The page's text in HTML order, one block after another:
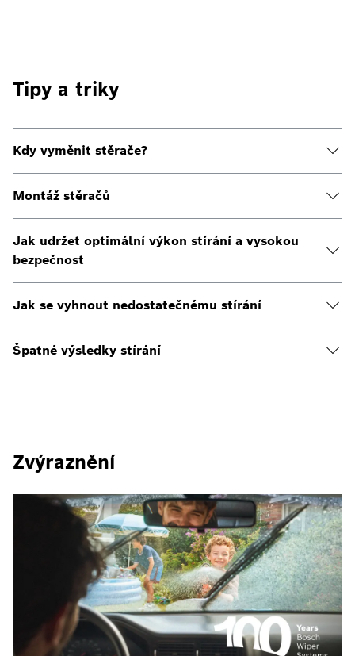
Tipy a triky
Kdy vyměnit stěrače?
Montáž stěračů
Jak udržet optimální výkon stírání a vysokou
bezpečnost
Jak se vyhnout nedostatečnému stírání
Špatné výsledky stírání
Zvýraznění